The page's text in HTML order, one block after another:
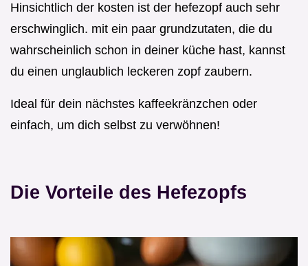
Hinsichtlich der kosten ist der hefezopf auch sehr
erschwinglich. mit ein paar grundzutaten, die du
wahrscheinlich schon in deiner küche hast, kannst
du einen unglaublich leckeren zopf zaubern.
Ideal für dein nächstes kaffeekränzchen oder
einfach, um dich selbst zu verwöhnen!
Die Vorteile des Hefezopfs